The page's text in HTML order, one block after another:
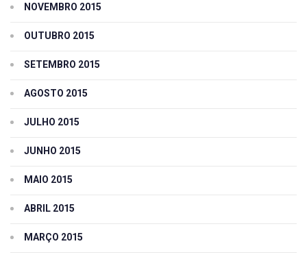
NOVEMBRO 2015
OUTUBRO 2015
SETEMBRO 2015
AGOSTO 2015
JULHO 2015
JUNHO 2015
MAIO 2015
ABRIL 2015
MARÇO 2015